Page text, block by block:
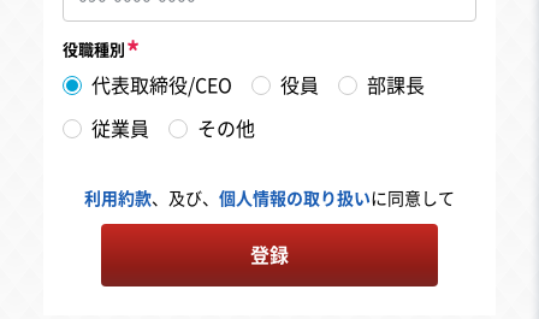
役職種別
代表取締役/CEO 役員 部課長
従業員 その他
利用約款、及び、 個人情報の取り扱いに同意して
登録